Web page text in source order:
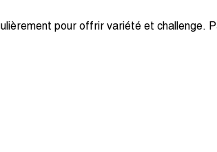
pour offrir variété et challenge.